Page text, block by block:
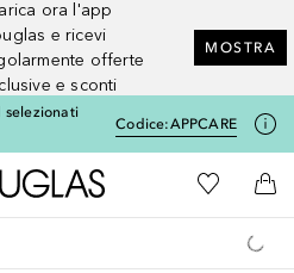
ora l'app
e ricevi
offerte
e sconti
MOSTRA
selezionati
Codice:APPCARE
A Douglas HomeAlla Mia
Al